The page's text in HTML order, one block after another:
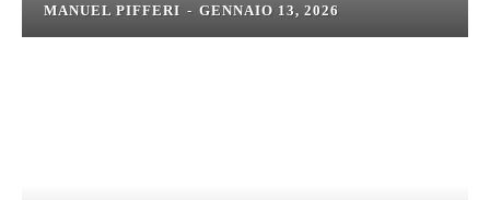
MANUEL PIFFERI - GENNAIO 13, 2026